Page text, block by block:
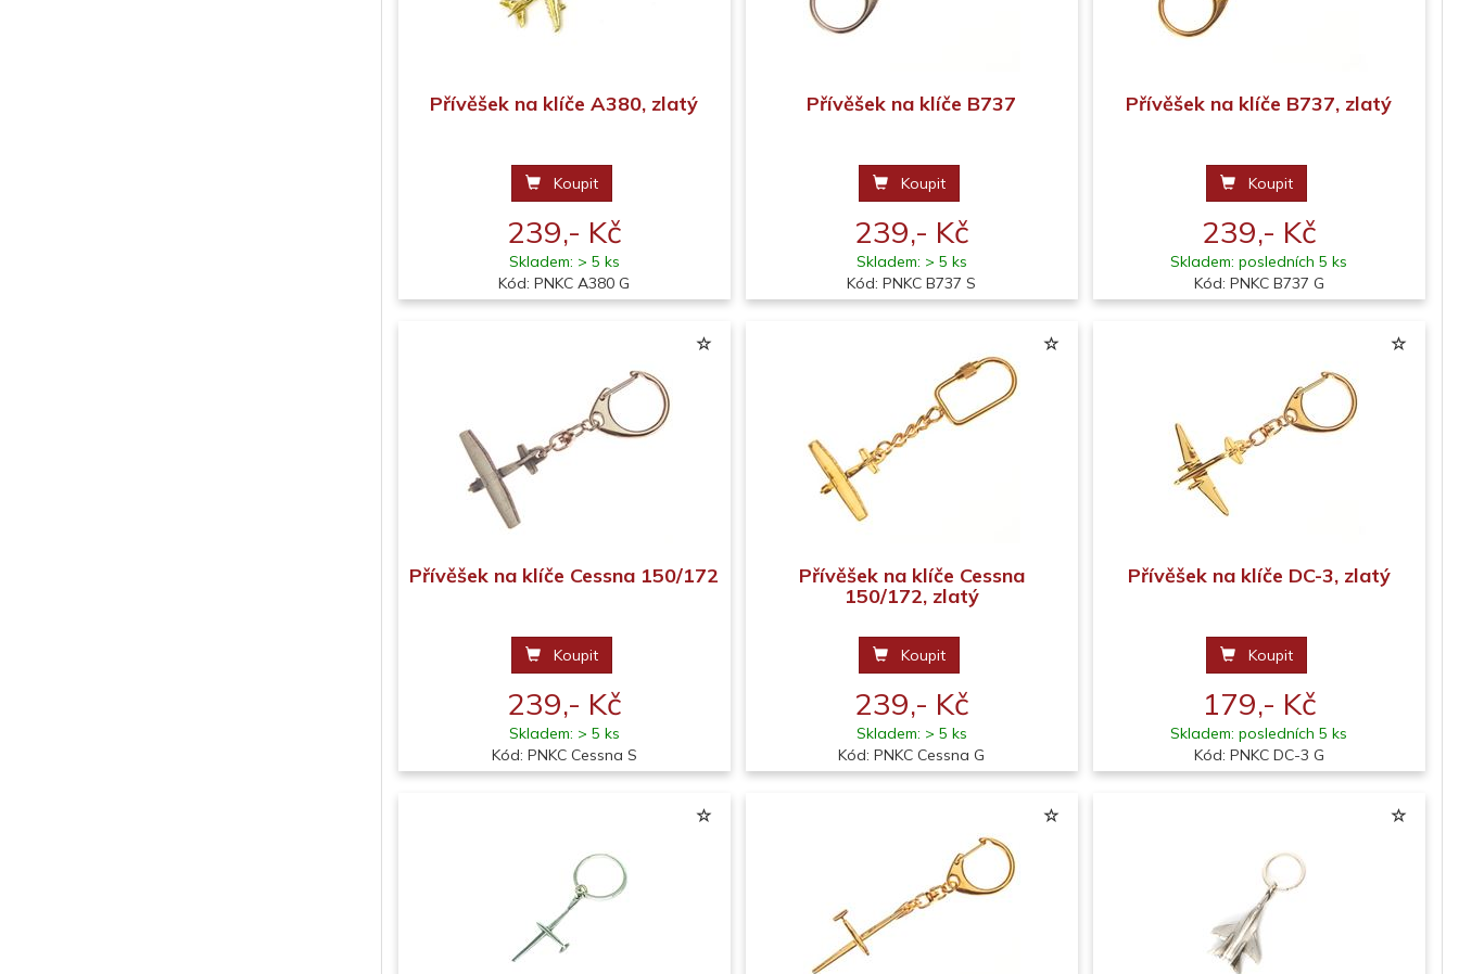
Přívěšek na klíče A380, zlatý
Koupit
239,- Kč
Skladem: > 5 ks
Kód: PNKC A380 G
Přívěšek na klíče B737
Koupit
239,- Kč
Skladem: > 5 ks
Kód: PNKC B737 S
Přívěšek na klíče B737, zlatý
Koupit
239,- Kč
Skladem: posledních 5 ks
Kód: PNKC B737 G
Přívěšek na klíče Cessna 150/172
Koupit
239,- Kč
Skladem: > 5 ks
Kód: PNKC Cessna S
Přívěšek na klíče Cessna
150/172, zlatý
Koupit
239,- Kč
Skladem: > 5 ks
Kód: PNKC Cessna G
Přívěšek na klíče DC-3, zlatý
Koupit
179,- Kč
Skladem: posledních 5 ks
Kód: PNKC DC-3 G